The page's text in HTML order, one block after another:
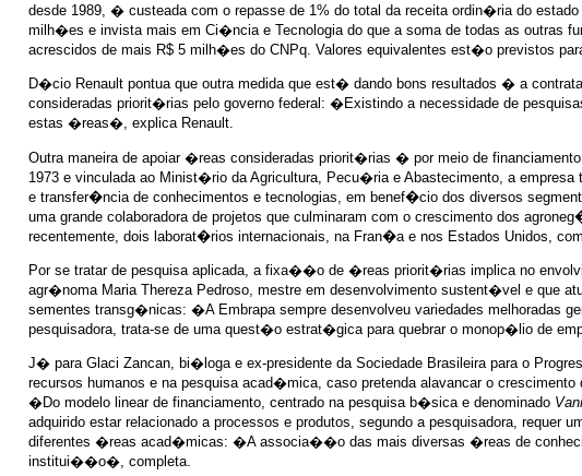
desde 1989, � custeada com o repasse de 1% do total da receita ordin�ria do
milh�es e invista mais em Ci�ncia e Tecnologia do que a soma de todas as
acrescidos de mais R$ 5 milh�es do CNPq. Valores equivalentes est�o previstos
D�cio Renault pontua que outra medida que est� dando bons resultados � a
consideradas priorit�rias pelo governo federal: �Existindo a necessidade de
estas �reas�, explica Renault.
Outra maneira de apoiar �reas consideradas priorit�rias � por meio de
1973 e vinculada ao Minist�rio da Agricultura, Pecu�ria e Abastecimento, a
e transfer�ncia de conhecimentos e tecnologias, em benef�cio dos diversos
uma grande colaboradora de projetos que culminaram com o crescimento dos
recentemente, dois laborat�rios internacionais, na Fran�a e nos Estados Unidos,
Por se tratar de pesquisa aplicada, a fixa��o de �reas priorit�rias implica no
agr�noma Maria Thereza Pedroso, mestre em desenvolvimento sustent�vel e que
sementes transg�nicas: �A Embrapa sempre desenvolveu variedades melhoradas
pesquisadora, trata-se de uma quest�o estrat�gica para quebrar o monop�lio de
J� para Glaci Zancan, bi�loga e ex-presidente da Sociedade Brasileira para o
recursos humanos e na pesquisa acad�mica, caso pretenda alavancar o
�Do modelo linear de financiamento, centrado na pesquisa b�sica e denominado
adquirido estar relacionado a processos e produtos, segundo a pesquisadora,
diferentes �reas acad�micas: �A associa��o das mais diversas �reas de
institui��o�, completa.